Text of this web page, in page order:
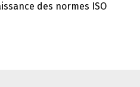
des normes ISO